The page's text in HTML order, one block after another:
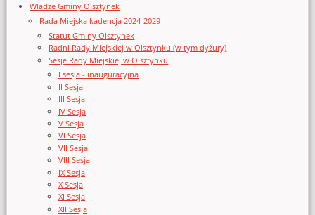
Władze Gminy Olsztynek
Rada Miejska kadencja 2024-2029
Statut Gminy Olsztynek
Radni Rady Miejskiej w Olsztynku (w tym dyżury)
Sesje Rady Miejskiej w Olsztynku
I sesja - inauguracyjna
II Sesja
III Sesja
IV Sesja
V Sesja
VI Sesja
VII Sesja
VIII Sesja
IX Sesja
X Sesja
XI Sesja
XII Sesja